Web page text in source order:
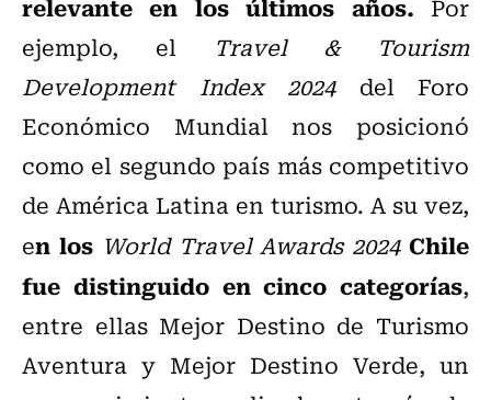
Por
ejemplo, el
Travel & Tourism
Development Index 2024del Foro
Económico Mundial nos posicionó
como el segundo país más competitivo
de América Latina en turismo. A su vez,
en los World Travel Awards 2024Chile
fue distinguido en cinco categorías,
entre ellas Mejor Destino de Turismo
Aventura y Mejor Destino Verde, un